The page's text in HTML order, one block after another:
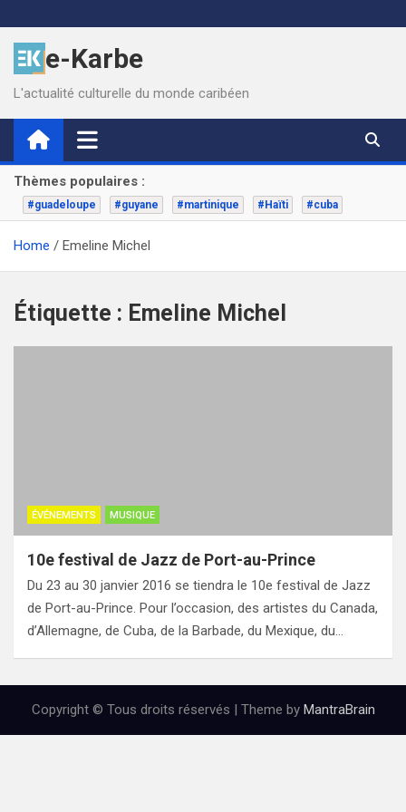
to
contente-Karbe
L'actualité culturelle du monde caribéen
Thèmes populaires :
#guadeloupe #guyane #martinique #Haïti #cuba
Home Emeline Michel
Étiquette : Emeline Michel
ÉVÉNEMENTS MUSIQUE
10e festival de Jazz de Port-au-Prince
Du 23 au 30 janvier 2016 se tiendra le 10e festival de Jazz
de Port-au-Prince. Pour l’occasion, des artistes du Canada,
d’Allemagne, de Cuba, de la Barbade, du Mexique, du…
Copyright © Tous droits réservés | Theme by MantraBrain